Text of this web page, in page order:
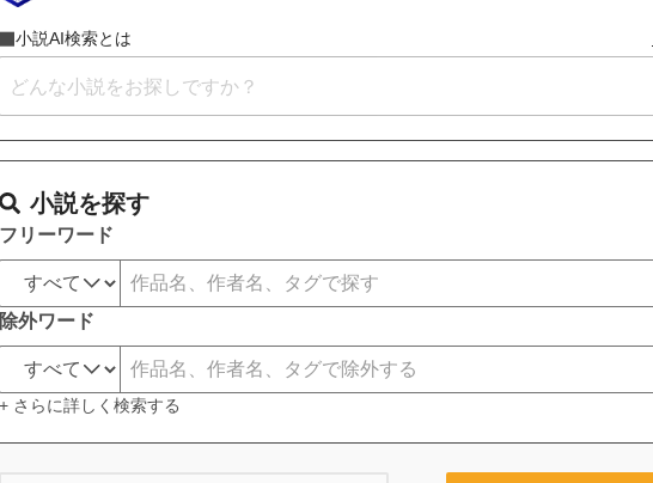
小説AI検索とは
小説を探す
フリーワード
除外ワード
+ さらに詳しく検索する